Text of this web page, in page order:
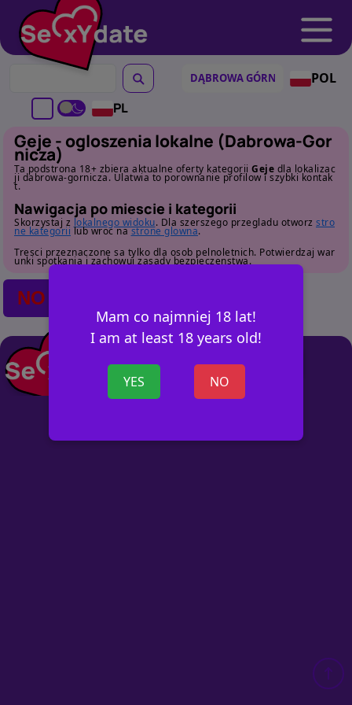
POL
PL
Mam co najmniej 18 lat!
I am at least 18 years old!
YES NO
Geje - ogloszenia lokalne (Dabrowa-Gor
nicza)
Ta podstrona 18+ zbiera aktualne oferty kategorii Geje dla lokalizac
ji dabrowa-gornicza. Ulatwia to porownanie profilow i szybki kontak
t.
Nawigacja po miescie i kategorii
Skorzystaj z lokalnego widoku. Dla szerszego przegladu otworz stro
ne kategorii lub wroc nastrone glowna.
Tresci przeznaczone sa tylko dla osob pelnoletnich. Potwierdzaj war
unki spotkania i zachowuj zasady bezpieczenstwa.
NO POSTS FOUND